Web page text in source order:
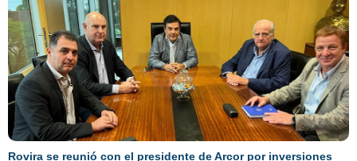
Rovira se reunió con el presidente de Arcor por inversiones